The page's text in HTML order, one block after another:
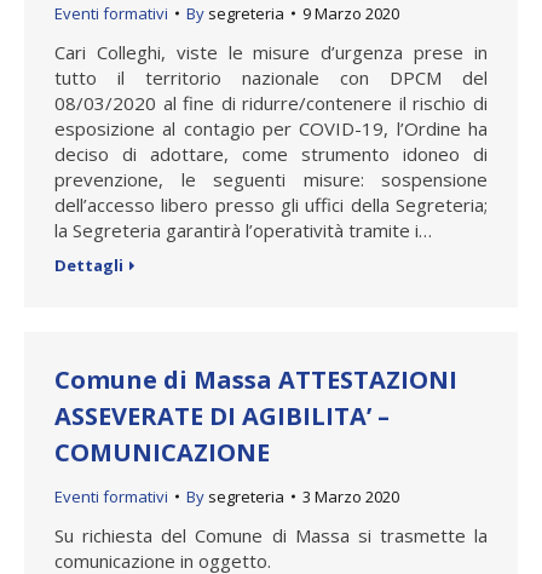
Eventi formativi By segreteria 9 Marzo 2020
Cari Colleghi, viste le misure d’urgenza prese in
tutto il territorio nazionale con DPCM del
08/03/2020 al fine di ridurre/contenere il rischio di
esposizione al contagio per COVID-19, l’Ordine ha
deciso di adottare, come strumento idoneo di
prevenzione, le seguenti misure: sospensione
dell’accesso libero presso gli uffici della Segreteria;
la Segreteria garantirà l’operatività tramite i…
Dettagli
Comune di Massa ATTESTAZIONI
ASSEVERATE DI AGIBILITA’ –
COMUNICAZIONE
Eventi formativi By segreteria 3 Marzo 2020
Su richiesta del Comune di Massa si trasmette la
comunicazione in oggetto.